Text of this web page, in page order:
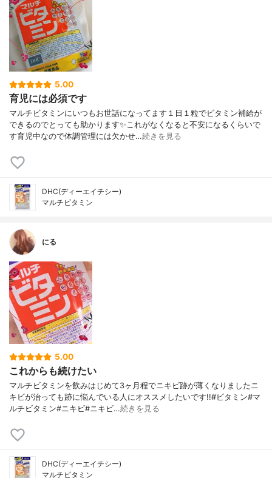
5.00
育児には必須です
マルチビタミンにいつもお世話になってます１日１粒でビタミン補給が
できるのでとっても助かります✨これがなくなると不安になるくらいで
す育児中なので体調管理には欠かせ…続きを見る
DHC(ディーエイチシー)
マルチビタミン
にる
5.00
これからも続けたい
マルチビタミンを飲みはじめて3ヶ月程でニキビ跡が薄くなりましたニ
キビが治っても跡に悩んでいる人にオススメしたいです!!#ビタミン#マ
ルチビタミン#ニキビ#ニキビ…続きを見る
DHC(ディーエイチシー)
マルチビタミン